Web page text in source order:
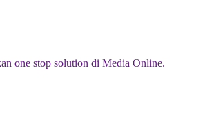
one stop solution di Media Online.